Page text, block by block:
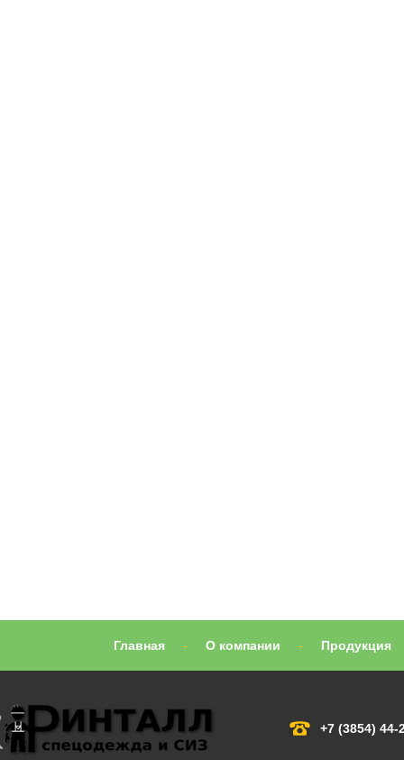
Главная - О компании - Продукция
+7 (3854) 44-